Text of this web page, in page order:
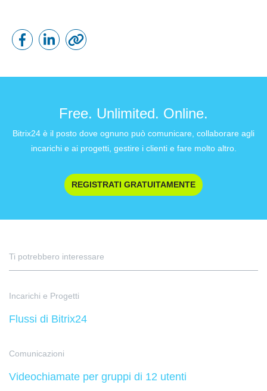
Free. Unlimited. Online.
Bitrix24 è il posto dove ognuno può comunicare, collaborare agli
incarichi e ai progetti, gestire i clienti e fare molto altro.
REGISTRATI GRATUITAMENTE
Ti potrebbero interessare
Incarichi e Progetti
Flussi di Bitrix24
Comunicazioni
Videochiamate per gruppi di 12 utenti